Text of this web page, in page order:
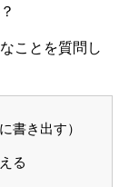
ことを質問し
き出す）
る